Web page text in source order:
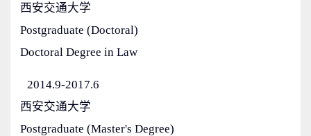
西安交通大学
Postgraduate (Doctoral)
Doctoral Degree in Law
2014.9-2017.6
西安交通大学
Postgraduate (Master's Degree)